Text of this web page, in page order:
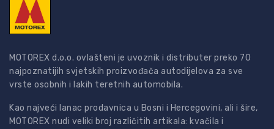
MOTOREX d.o.o. ovlašteni je uvoznik i distributer preko 70
najpoznatijih svjetskih proizvođača autodijelova za sve
vrste osobnih i lakih teretnih automobila.
Kao najveći lanac prodavnica u Bosni i Hercegovini, ali i šire,
MOTOREX nudi veliki broj različitih artikala: kvačila i